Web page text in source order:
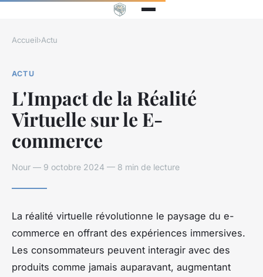
Accueil›Actu
ACTU
L'Impact de la Réalité
Virtuelle sur le E-
commerce
Nour — 9 octobre 2024 — 8 min de lecture
La réalité virtuelle révolutionne le paysage du e-
commerce en offrant des expériences immersives.
Les consommateurs peuvent interagir avec des
produits comme jamais auparavant, augmentant